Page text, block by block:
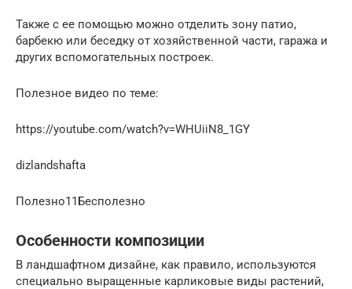
Также с ее помощью можно отделить зону патио,
барбекю или беседку от хозяйственной части, гаража и
других вспомогательных построек.
Полезное видео по теме:
https://youtube.com/watch?v=WHUiiN8_1GY
dizlandshafta
Полезно11Бесполезно
Особенности композиции
В ландшафтном дизайне, как правило, используются
специально выращенные карликовые виды растений,